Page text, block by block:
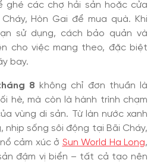
ghé các chợ hải sản hoặc cửa
Hòn Gai để mua quà. Khi
sử dụng, cách bảo quản và
cho việc mang theo, đặc biệt
bay.
8 không chỉ đơn thuần là
hè, mà còn là hành trình chạm
vùng di sản. Từ làn nước xanh
nhịp sống sôi động tại Bãi Cháy,
cảm xúc ở Sun World Ha Long,
đậm vị biển – tất cả tạo nên